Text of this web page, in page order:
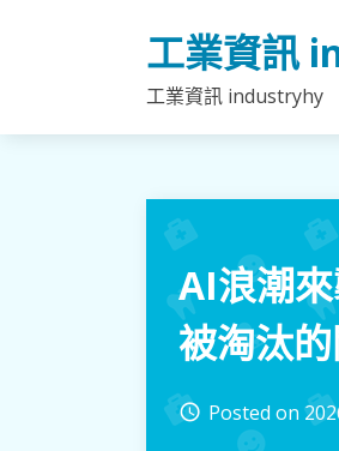
工業資訊
工業資訊 industryhy
AI浪潮
被淘汰
access_time Posted on